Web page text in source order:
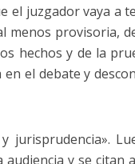
el juzgador vaya a
menos provisoria,
hechos y de la
el debate y
jurisprudencia».
y se citan